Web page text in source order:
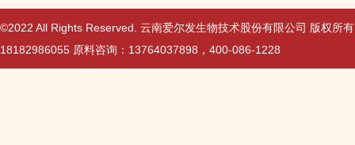
©2022 All Rights Reserved. 云南爱尔发生物技术股份有限公司 版权所
18182986055 原料咨询：13764037898，400-086-1228